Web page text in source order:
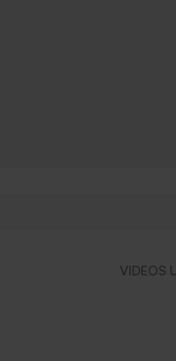
VIDEOS